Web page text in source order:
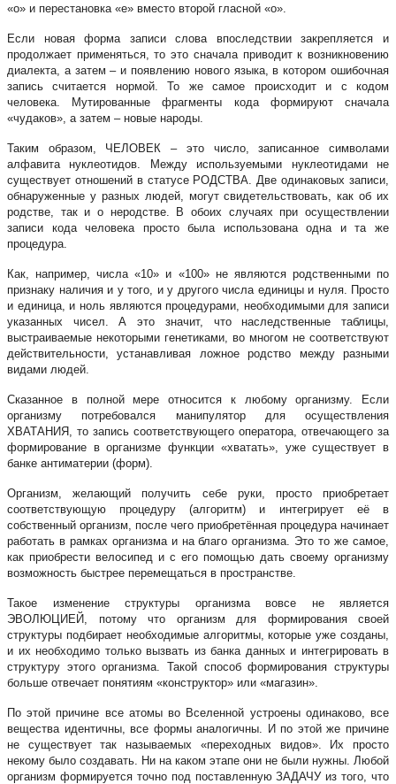
«о» и перестановка «е» вместо второй гласной «о».
Если новая форма записи слова впоследствии закрепляется и
продолжает применяться, то это сначала приводит к возникновению
диалекта, а затем – и появлению нового языка, в котором ошибочная
запись считается нормой. То же самое происходит и с кодом
человека. Мутированные фрагменты кода формируют сначала
«чудаков», а затем – новые народы.
Таким образом, ЧЕЛОВЕК – это число, записанное символами
алфавита нуклеотидов. Между используемыми нуклеотидами не
существует отношений в статусе РОДСТВА. Две одинаковых записи,
обнаруженные у разных людей, могут свидетельствовать, как об их
родстве, так и о неродстве. В обоих случаях при осуществлении
записи кода человека просто была использована одна и та же
процедура.
Как, например, числа «10» и «100» не являются родственными по
признаку наличия и у того, и у другого числа единицы и нуля. Просто
и единица, и ноль являются процедурами, необходимыми для записи
указанных чисел. А это значит, что наследственные таблицы,
выстраиваемые некоторыми генетиками, во многом не соответствуют
действительности, устанавливая ложное родство между разными
видами людей.
Сказанное в полной мере относится к любому организму. Если
организму потребовался манипулятор для осуществления
ХВАТАНИЯ, то запись соответствующего оператора, отвечающего за
формирование в организме функции «хватать», уже существует в
банке антиматерии (форм).
Организм, желающий получить себе руки, просто приобретает
соответствующую процедуру (алгоритм) и интегрирует её в
собственный организм, после чего приобретённая процедура начинает
работать в рамках организма и на благо организма. Это то же самое,
как приобрести велосипед и с его помощью дать своему организму
возможность быстрее перемещаться в пространстве.
Такое изменение структуры организма вовсе не является
ЭВОЛЮЦИЕЙ, потому что организм для формирования своей
структуры подбирает необходимые алгоритмы, которые уже созданы,
и их необходимо только вызвать из банка данных и интегрировать в
структуру этого организма. Такой способ формирования структуры
больше отвечает понятиям «конструктор» или «магазин».
По этой причине все атомы во Вселенной устроены одинаково, все
вещества идентичны, все формы аналогичны. И по этой же причине
не существует так называемых «переходных видов». Их просто
некому было создавать. Ни на каком этапе они не были нужны. Любой
организм формируется точно под поставленную ЗАДАЧУ из того, что